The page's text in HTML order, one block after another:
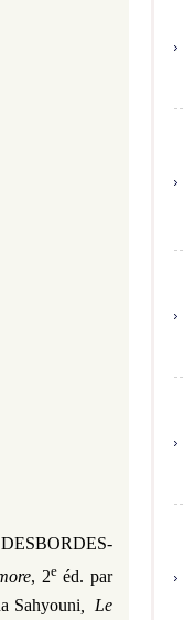
DESBORDES-
, 2eéd. par
Sahyouni Le